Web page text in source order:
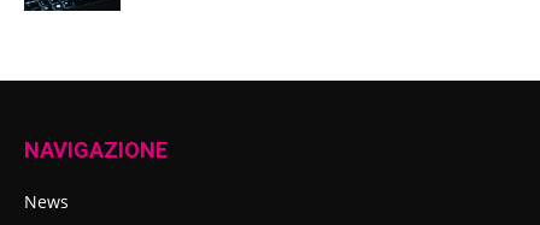
NAVIGAZIONE
News